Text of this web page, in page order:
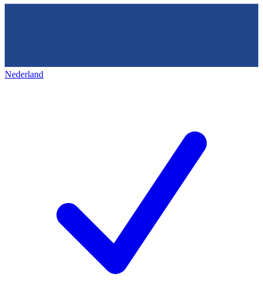
Nederland